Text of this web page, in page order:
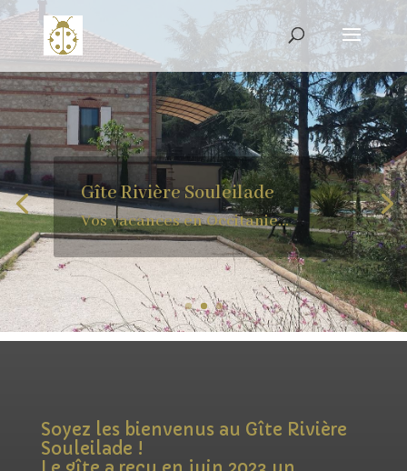
Gîte Rivière Souleilade
Vos vacances en Occitanie…
Soyez les bienvenus au Gîte Rivière
Souleilade !